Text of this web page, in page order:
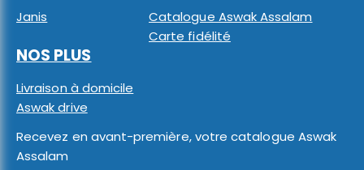
Janis
Catalogue Aswak Assalam
Carte fidélité
NOS PLUS
Livraison à domicile
Aswak drive
Recevez en avant-première, votre catalogue Aswak
Assalam